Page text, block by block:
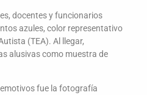
docentes y funcionarios
azules, color representativo
(TEA). Al llegar,
alusivas como muestra de
fue la fotografía